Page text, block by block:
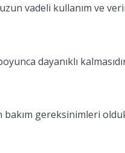
vadeli kullanım ve
dayanıklı
bakım gereksinimleri